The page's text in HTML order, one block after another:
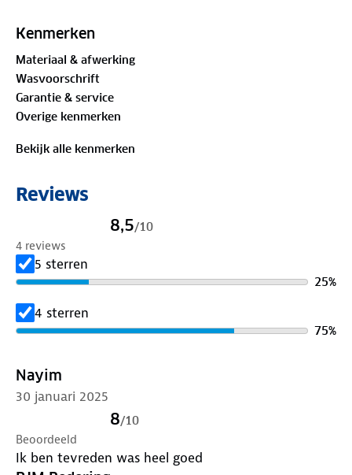
handen op te warmen!
Kenmerken
Materiaal & afwerking
Wasvoorschrift
Garantie & service
Overige kenmerken
Bekijk alle kenmerken
Reviews
8,5/10
4 reviews
5 sterren
25%
4 sterren
75%
Nayim
30 januari 2025
8/10
Beoordeeld
Ik ben tevreden was heel goed